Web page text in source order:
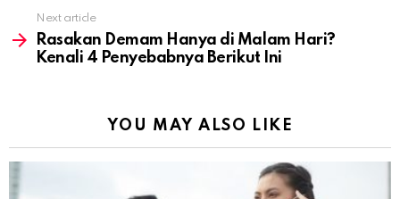
Next article
Rasakan Demam Hanya di Malam Hari?
Kenali 4 Penyebabnya Berikut Ini
YOU MAY ALSO LIKE